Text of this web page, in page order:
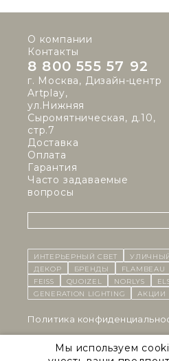
О компании
Контакты
8 800 555 57 92
г. Москва, Дизайн-центр
Artplay,
ул.Нижняя
Сыромятническая, д.10,
стр.7
Доставка
Оплата
Гарантия
Часто задаваемые
вопросы
ИНТЕРЬЕРНЫЙ СВЕТ
декор
бренды Flambeau
Feiss
Quoizel Norlys
Generation Lighting
Акции
Политика
Cоглашение на обработку
Мы используем